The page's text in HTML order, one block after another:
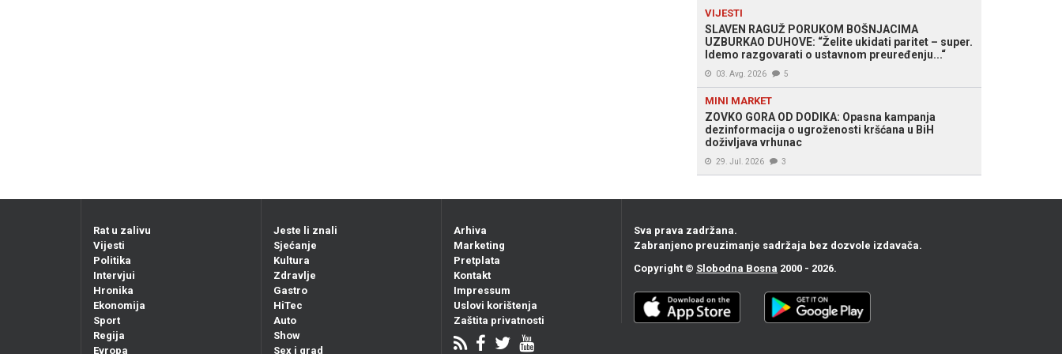
VIJESTI
SLAVEN RAGUŽ PORUKOM BOŠNJACIMA
UZBURKAO DUHOVE: “Želite ukidati paritet – super.
Idemo razgovarati o ustavnom preuređenju...“
03. Avg. 2026 5
MINI MARKET
ZOVKO GORA OD DODIKA: Opasna kampanja
dezinformacija o ugroženosti kršćana u BiH
doživljava vrhunac
29. Jul. 2026 3
Rat u zalivu
Vijesti
Politika
Intervjui
Hronika
Ekonomija
Sport
Regija
Evropa
Jeste li znali
Sjećanje
Kultura
Zdravlje
Gastro
HiTec
Auto
Show
Sex i grad
Arhiva
Marketing
Pretplata
Kontakt
Impressum
Uslovi korištenja
Zaštita privatnosti
Sva prava zadržana.
Zabranjeno preuzimanje sadržaja bez dozvole izdavača.
Copyright © Slobodna Bosna 2000 - 2026.